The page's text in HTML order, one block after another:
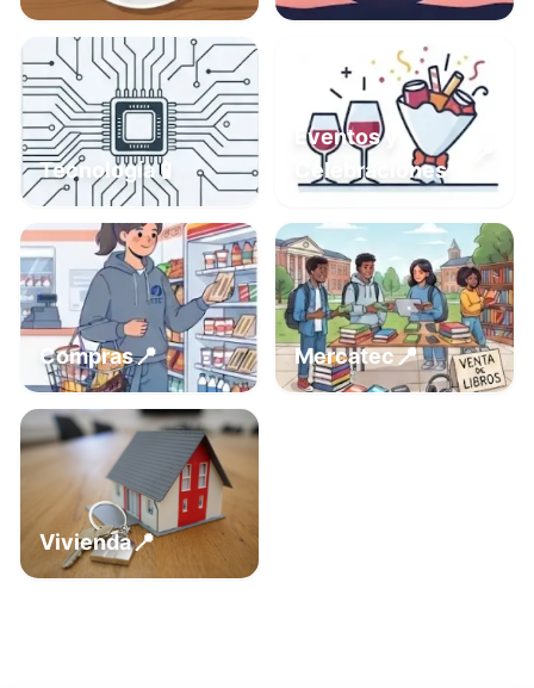
Tecnología📱
Eventos y
Celebraciones
Compras📍 Mercatec📍
Vivienda📍